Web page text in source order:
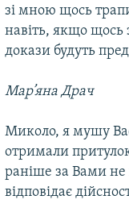
зі мною щось
навіть, якщо щось
докази будуть
Мар’яна Драч
Миколо, я мушу
отримали
раніше за Вами не
відповідає